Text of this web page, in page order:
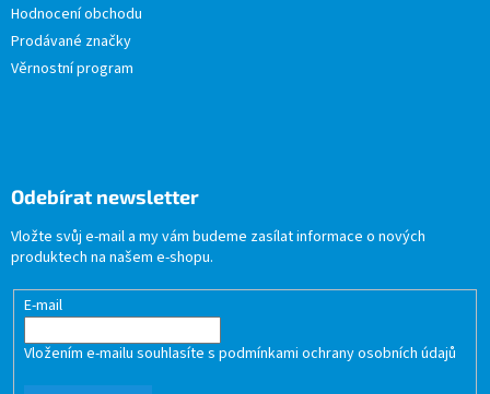
Hodnocení obchodu
Prodávané značky
Věrnostní program
Odebírat newsletter
Vložte svůj e-mail a my vám budeme zasílat informace o nových
produktech na našem e-shopu.
E-mail
Vložením e-mailu souhlasíte s podmínkami ochrany osobních údajů